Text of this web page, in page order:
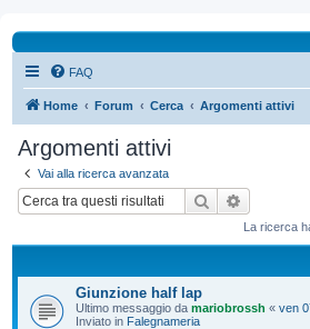
FAQ
Home Forum Cerca Argomenti attivi
Argomenti attivi
Vai alla ricerca avanzata
Cerca
La ricerca
Giunzione half lap
Ultimo messaggio da mariobrossh « ven
Inviato in Falegnameria